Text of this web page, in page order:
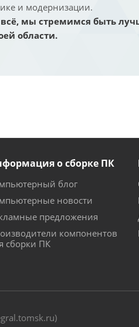
и модернизации.
всё, мы стремимся быть
области.
о сборке ПК
блог
новости
предложения
компонентов
сборки ПК